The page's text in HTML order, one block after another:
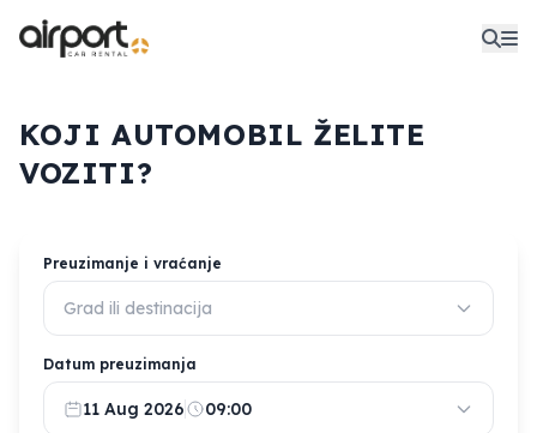
KOJI AUTOMOBIL ŽELITE
VOZITI?
Preuzimanje i vraćanje
Grad ili destinacija
Datum preuzimanja
11 Aug 2026 09:00